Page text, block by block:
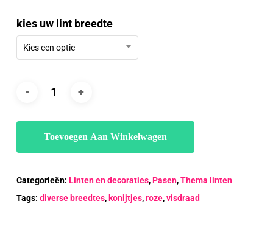
kies uw lint breedte
Kies een optie
Toevoegen Aan Winkelwagen
Categorieën: Linten en decoraties,Pasen,Thema linten
Tags: diverse breedtes,konijtjes,roze,visdraad